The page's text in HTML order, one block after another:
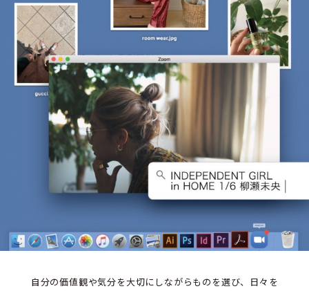
自分の価値観や気分を大切にしながらものを選び、日々を